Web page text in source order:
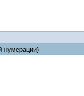
нумерации)